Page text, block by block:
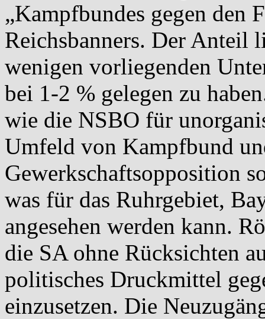
„Kampfbundes gegen den
Reichsbanners. Der Anteil
wenigen vorliegenden
bei 1-2 % gelegen zu
wie die NSBO für
Umfeld von Kampfbund
Gewerkschaftsopposition
was für das Ruhrgebiet,
angesehen werden kann.
die SA ohne Rücksichten
politisches Druckmittel
einzusetzen. Die